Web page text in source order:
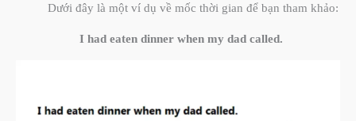
Dưới đây là một ví dụ về mốc thời gian để bạn tham khảo:
I had eaten dinner when my dad called.